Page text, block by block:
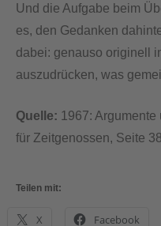
Und die Aufgabe beim
es, den Gedanken
dabei: genauso originell
auszudrücken, was
Quelle: 1967:
für Zeitgenossen, Seite
Teilen mit:
X Facebook